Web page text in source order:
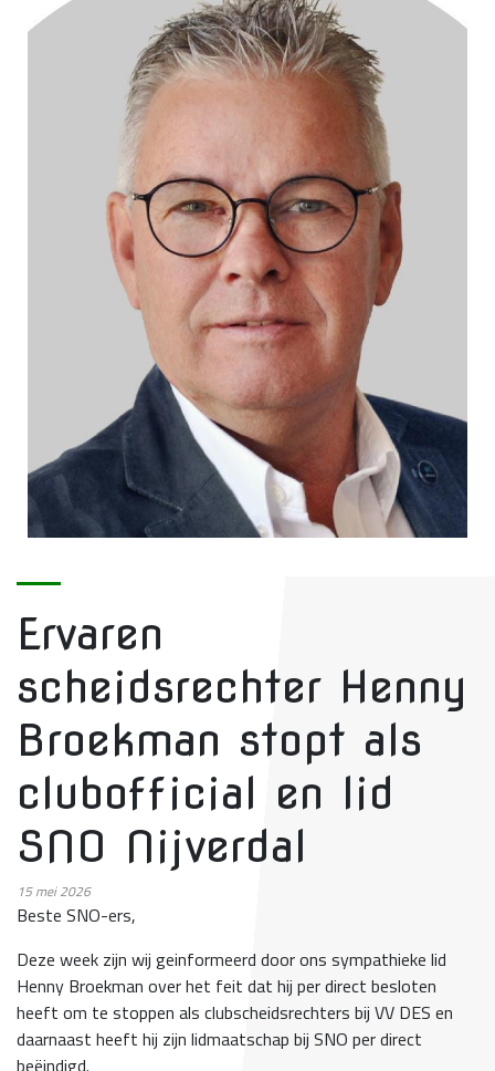
Ervaren
scheidsrechter Henny
Broekman stopt als
clubofficial en lid
SNO Nijverdal
15mei 2026
Beste SNO-ers,
Deze week zijn wij geinformeerd door ons sympathieke lid
Henny Broekman over het feit dat hij per direct besloten
heeft om te stoppen als clubscheidsrechters bij VV DES en
daarnaast heeft hij zijn lidmaatschap bij SNO per direct
beëindigd.